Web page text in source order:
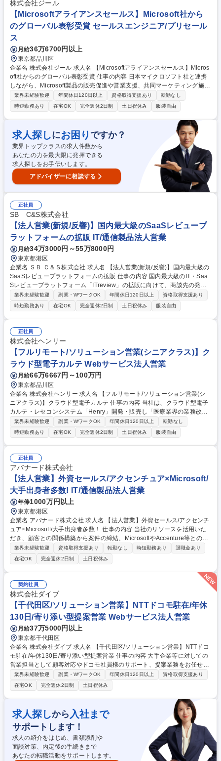
提案しやすいため個社ごとに提案方法を企画し販売支援施策の策定や新規
パートナー企業の開拓を実施） 募集職種 【フルリモート/ソリューション
営業(スペシャリスト)】クラウド型電子カルテ
株式会社ジール
【Microsoftアライアンスセールス】Microsoft社から
のグローバル表彰受賞 セールスエンジニア/プリセール
ス
月給36万6700円以上
東京都品川区
企業名 株式会社ジール 求人名 【Microsoftアライアンスセールス】Micros
oft社からのグローバル表彰受賞 仕事の内容 日本マイクロソフト社と連携
しながら、Microsoft製品の販売促進や営業支援、共同マーケティング施策
の企画などを担当。営業部門・技術部門と協力しながら、ジールのMicros
oftビジネス拡大を推進するポジション。 ＜主な業務内容＞ ■日本マイクロ
ソフト社との協業施策の企画・実行 ■社内の営業部門や技術部門と連携し
た提案活動の支援 ■データクラウドプロダクト（Microsoft Fabric等）の販
売推進、提案支援 ■データプクラウドプロダクトの販売戦略策定、マーケ
ティング戦略策定 募集職種 【Microsoftアライアンスセールス】Microsoft
社からのグローバル表彰受賞
業界未経験歓迎 年間休日120日以上 資格取得支援あり
転勤なし
時短勤務あり
在宅OK 完全週休2日制 土日祝休み 服装自由
求人探しにお困り ですか？
業界トップクラスの求人件数から
あなたの力を最大限に発揮できる
求人探しをお手伝いします。
アドバイザーに相談する
正社員
SB C&S株式会社
【法人営業(新規/反響)】国内最大級のSaaSレビュープ
ラットフォームの拡販 IT/通信製品法人営業
月給34万3000円～55万8000円
東京都港区
企業名 ＳＢ Ｃ＆Ｓ株式会社 求人名 【法人営業(新規/反響)】国内最大級の
SaaSレビュープラットフォームの拡販 仕事の内容 国内最大級のIT・Saa
Sレビュープラットフォーム「ITreview」の拡販に向けて、商談先の発掘
および初回商談から受注までの営業・提案活動をお任せします。リストを
ただ上からなぞるような新規架電はありません。 【詳細】既存顧客やカス
タマーサクセスからの紹介を通じて発掘した新規顧客に対して、所感提案
から受注まをお任せします。（その後についてはカスタマーサクセスへト
ス） IT/SaaSプロダクトのベンダー企業のマーケ/プロダクト責任者などに
向けて商談をお任せします。顧客の事業課題や業務課題をヒアリングし、
弊社が保有する実レビュー等のデータをベースに、認知拡大、SEO対策、
プロダクト改善等企業の課題を解決します。 募集職種 【法人営業(新規/反
響)】国内最大級のSaaSレビュープラットフォームの拡販
業界未経験歓迎 副業・WワークOK 年間休日120日以上
資格取得支援あり
時短勤務あり
在宅OK 完全週休2日制 土日祝休み 服装自由
正社員
株式会社ヘンリー
【フルリモート/ソリューション営業(シニアクラス)】ク
ラウド型電子カルテ Webサービス法人営業
月給66万6667円～100万円
東京都品川区
企業名 株式会社ヘンリー 求人名 【フルリモート/ソリューション営業(シ
ニアクラス)】クラウド型電子カルテ 仕事の内容 当社は、クラウド型電子
カルテ・レセコンシステム「Henry」開発・販売し「医療業界の業務改
善」に取り組んでいます。そんな当社にて、《ソリューション営業(シニ
アクラス)》を募集します！ 【具体的には】■中小病院への直販・提案活動
■インサイドセールスと連携した商談 ■代理店・パートナー企業との販売
スキーム構築 ■顧客要望のプロダクト還元 ■導入後のCSチーム連携 ■営業
戦略の立案・実行 【仕事の魅力】50兆円市場の医療DXを牽引する社会的
意義の大きな仕事です。ビジネスと開発の距離が近く、顧客の声で製品を
磨き上げる醍醐味があります。 募集職種 【フルリモート/ソリューション
営業(シニアクラス)】クラウド型電子カルテ
業界未経験歓迎 副業・WワークOK 年間休日120日以上
転勤なし
時短勤務あり
在宅OK 完全週休2日制 土日祝休み 服装自由
正社員
アバナード株式会社
【法人営業】外資セールス/アクセンチュア×Microsoft/
大手出身者多数! IT/通信製品法人営業
年俸1000万円以上
東京都港区
企業名 アバナード株式会社 求人名 【法人営業】外資セールス/アクセンチ
ュア×Microsoft/大手出身者多数！ 仕事の内容 当社のリソースを活用いた
だき、顧客との関係構築から案件の締結、MicrosoftやAccenture等との連
携を担います。顧客ニーズを理解し、ソリューションを提供します。課題
解決型のセールスです。 《具体的な業務》 ■年間予算達成に向けた営業戦
略の立案、ビジネス開発計画を策定 ■顧客との強固な関係を構築・維持す
る ■顧客と緊密に連携し、ニーズを明確にした上でソリューションの検討
提案の実施 ■クロスファンクショナルチームを率いて、カスタムソリュー
ションを構築し、コンサルティングサービスの売上を伸ばす ■メンバーの
育成・マネジメント ■新規案件の獲得の実施 募集職種 【法人営業】外資
セールス/アクセンチュア×Microsoft/大手出身者多数！
業界未経験歓迎 資格取得支援あり 転勤なし 時短勤務あり
退職金あり
在宅OK
完全週休2日制 土日祝休み
契約社員
株式会社ダイブ
【千代田区/ソリューション営業】NTTドコモ駐在/年休
130日/寄り添い型提案営業 Webサービス法人営業
月給37万5000円以上
東京都千代田区
企業名 株式会社ダイブ 求人名 【千代田区/ソリューション営業】NTTドコ
モ駐在/年休130日/寄り添い型提案営業 仕事の内容 大手企業等に対しての
営業担当として顧客対応やドコモ社員様のサポート、提案業務をお任せし
ます。NTTドコモのパートナーだから営業のしやすさやNTTドコモのブラ
ンドがあるため、アプローチもスムーズです。 【業務概要】『dポイン
ト』『d払い』加盟を提案するソリューション営業 ■新規開拓：経営幹部
層へ加盟による課題解決を提案する ■導入・拡大：契約後の手配調整やサ
ービス導入後の各種販促企画等 【営業形態】■適性によりアサインできる
部署へ配属 ■ノルマはございませんが、目標はあり ■ただ営業するのでは
なく、ヒアリングを通しお客様の求めるものを提案営業 募集職種 【千代
田区/ソリューション営業】NTTドコモ駐在/年休130日/寄り添い型提案営
業
業界未経験歓迎 副業・WワークOK 年間休日120日以上
資格取得支援あり
在宅OK
完全週休2日制 土日祝休み
求人探しから 入社まで
サポートします！
求人の紹介をはじめ、書類添削や
面談対策、内定後の手続きまで
あなたの転職活動をサポートします。